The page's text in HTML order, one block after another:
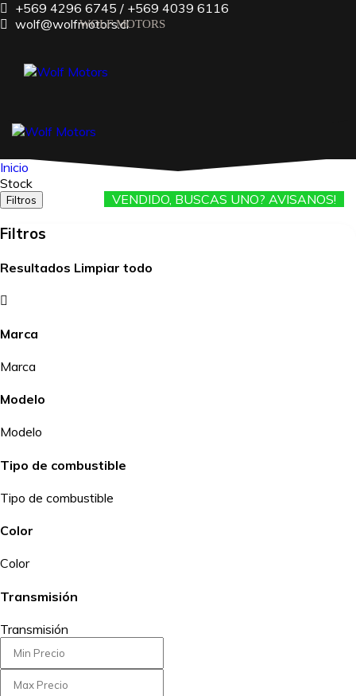
+569 4296 6745 / +569 4039 6116
wolf@wolfmotors.cl
INICIO
FINANCIAMIENTO
TASA TU AUTO
CONTACTO
Inicio
Stock
Filtros
Filtros
Resultados Limpiar todo
Marca
Marca
Modelo
Modelo
Tipo de combustible
Tipo de combustible
Color
Color
Transmisión
Transmisión
VENDIDO, BUSCAS UNO? AVISANOS!